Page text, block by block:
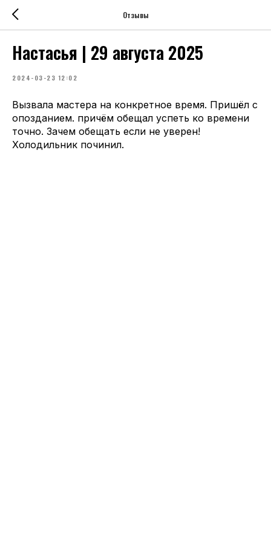
Отзывы
Настасья | 29 августа 2025
2024-03-23 12:02
Вызвала мастера на конкретное время. Пришёл с
опозданием. причём обещал успеть ко времени
точно. Зачем обещать если не уверен!
Холодильник починил.